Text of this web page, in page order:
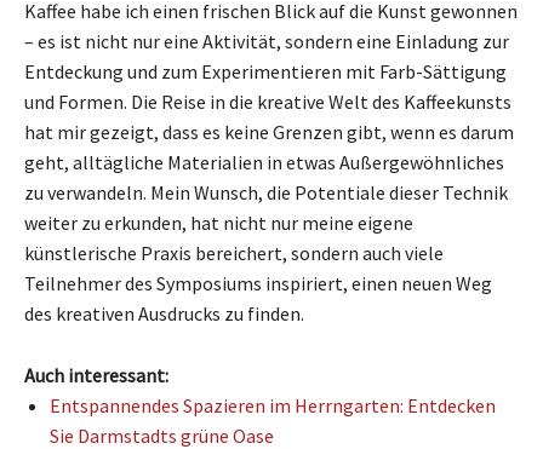
Kaffee habe ich einen frischen Blick auf die Kunst gewonnen
– es ist nicht nur eine Aktivität, sondern eine Einladung zur
Entdeckung und zum Experimentieren mit Farb-Sättigung
und Formen. Die Reise in die kreative Welt des Kaffeekunsts
hat mir gezeigt, dass es keine Grenzen gibt, wenn es darum
geht, alltägliche Materialien in etwas Außergewöhnliches
zu verwandeln. Mein Wunsch, die Potentiale dieser Technik
weiter zu erkunden, hat nicht nur meine eigene
künstlerische Praxis bereichert, sondern auch viele
Teilnehmer des Symposiums inspiriert, einen neuen Weg
des kreativen Ausdrucks zu finden.
Auch interessant:
Entspannendes Spazieren im Herrngarten: Entdecken
Sie Darmstadts grüne Oase